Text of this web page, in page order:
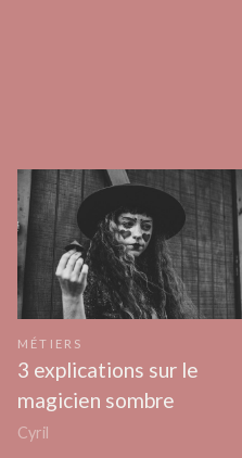
MÉTIERS
3 explications sur le
magicien sombre
Cyril